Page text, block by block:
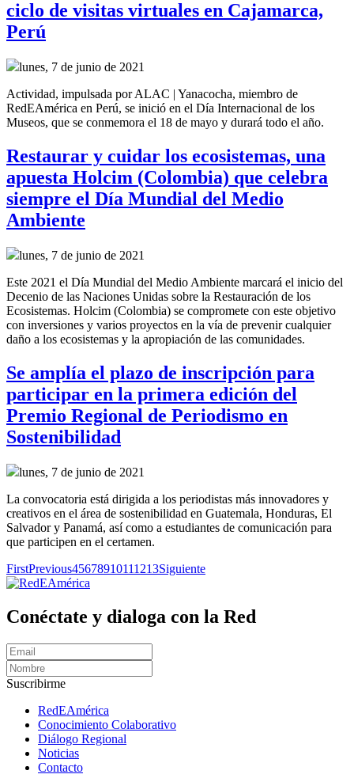
ciclo de visitas virtuales en Cajamarca,
Perú
lunes, 7 de junio de 2021
Actividad, impulsada por ALAC | Yanacocha, miembro de
RedEAmérica en Perú, se inició en el Día Internacional de los
Museos, que se conmemora el 18 de mayo y durará todo el año.
Restaurar y cuidar los ecosistemas, una
apuesta Holcim (Colombia) que celebra
siempre el Día Mundial del Medio
Ambiente
lunes, 7 de junio de 2021
Este 2021 el Día Mundial del Medio Ambiente marcará el inicio del
Decenio de las Naciones Unidas sobre la Restauración de los
Ecosistemas. Holcim (Colombia) se compromete con este objetivo
con inversiones y varios proyectos en la vía de prevenir cualquier
daño a los ecosistemas y la apropiación de las comunidades.
Se amplía el plazo de inscripción para
participar en la primera edición del
Premio Regional de Periodismo en
Sostenibilidad
lunes, 7 de junio de 2021
La convocatoria está dirigida a los periodistas más innovadores y
creativos en el área de sostenibilidad en Guatemala, Honduras, El
Salvador y Panamá, así como a estudiantes de comunicación para
que participen en el certamen.
FirstPrevious45678910111213Siguiente
Conéctate y dialoga con la Red
Suscribirme
RedEAmérica
Conocimiento Colaborativo
Diálogo Regional
Noticias
Contacto